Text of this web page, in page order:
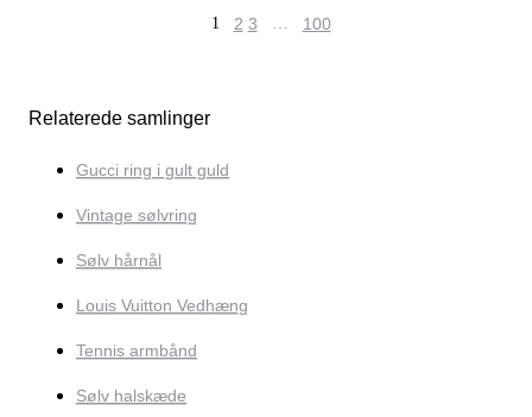
1 2 3 … 100
Relaterede samlinger
Gucci ring i gult guld
Vintage sølvring
Sølv hårnål
Louis Vuitton Vedhæng
Tennis armbånd
Sølv halskæde